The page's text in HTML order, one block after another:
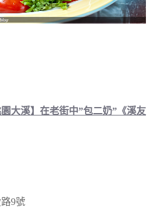
園大溪】在老街中”包二奶”《溪友
9號